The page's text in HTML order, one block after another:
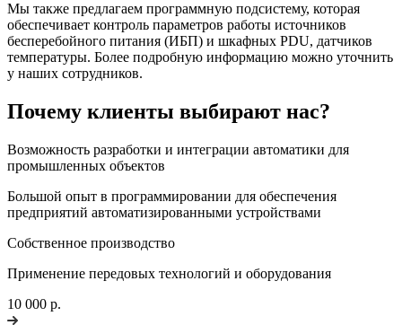
Мы также предлагаем программную подсистему, которая
обеспечивает контроль параметров работы источников
бесперебойного питания (ИБП) и шкафных PDU, датчиков
температуры. Более подробную информацию можно уточнить
у наших сотрудников.
Почему клиенты выбирают нас?
Возможность разработки и интеграции автоматики для
промышленных объектов
Большой опыт в программировании для обеспечения
предприятий автоматизированными устройствами
Собственное производство
Применение передовых технологий и оборудования
10 000 р.